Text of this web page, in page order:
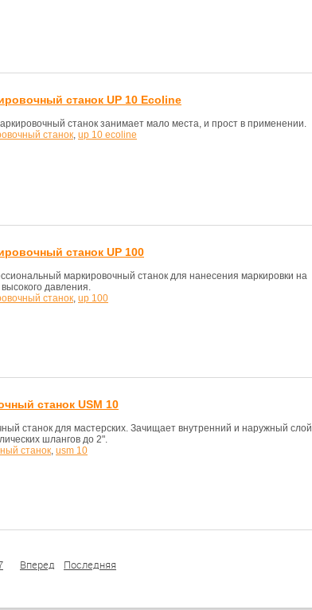
станок UP 10 Ecoline
станок занимает мало места, и прост в применении.
станок, up 10 ecoline
станок UP 100
маркировочный станок для нанесения маркировки на
высокого давления.
станок, up 100
станок USM 10
станок для мастерских. Зачищает внутренний и наружный слой
шлангов до 2".
станок, usm 10
Вперед Последняя